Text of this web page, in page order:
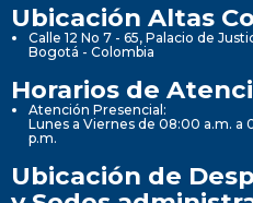
Ubicación Altas
Calle 12 No 7 - 65, Palacio de
Bogotá - Colombia
Horarios de
Atención Presencial:
Lunes a Viernes de 08:00 a.m. a
p.m.
Ubicación de